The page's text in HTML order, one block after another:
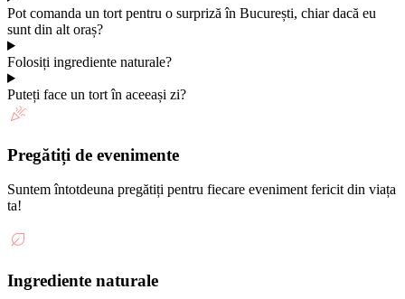
Pot comanda un tort pentru o surpriză în București, chiar dacă eu
sunt din alt oraș?
Folosiți ingrediente naturale?
Puteți face un tort în aceeași zi?
Pregătiți de evenimente
Suntem întotdeuna pregătiți pentru fiecare eveniment fericit din viața
ta!
Ingrediente naturale